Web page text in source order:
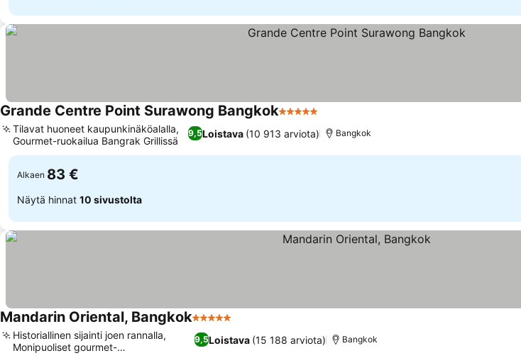
Grande Centre Point Surawong Bangkok5 Tähtiluokitus
9,5Loistava (10 913 arviota)
Tilavat huoneet kaupunkinäköalalla,
Gourmet-ruokailua Bangrak Grillissä
Bangkok
Alkaen 83 €
Näytä hinnat 10 sivustolta
Mandarin Oriental, Bangkok5 Tähtiluokitus
9,5Loistava (15 188 arviota)
Historiallinen sijainti joen rannalla,
Monipuoliset gourmet-
Bangkok